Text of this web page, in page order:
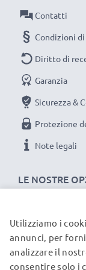
tulipano / a
della
anni di
LE NOSTRE
Contatti
Condizioni di
Diritto di
Garanzia
Sicurezza &
Protezione
Note legali
I NOSTRI
Utilizziamo i
annunci, per
analizzare il
consentire solo i